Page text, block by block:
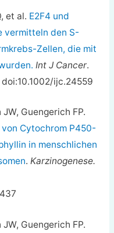
et al. E2F4 und
vermitteln den S-
Zellen, die mit
Int J Cancer.
ijc.24559
JW, Guengerich FP.
Cytochrom P450-
in menschlichen
.Karzinogenese.
JW, Guengerich FP.